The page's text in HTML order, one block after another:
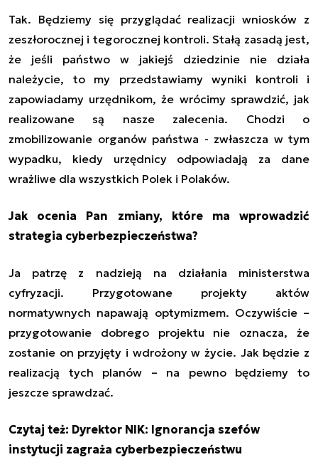
Tak. Będziemy się przyglądać realizacji wniosków z
zeszłorocznej i tegorocznej kontroli. Stałą zasadą jest,
że jeśli państwo w jakiejś dziedzinie nie działa
należycie, to my przedstawiamy wyniki kontroli i
zapowiadamy urzędnikom, że wrócimy sprawdzić, jak
realizowane są nasze zalecenia. Chodzi o
zmobilizowanie organów państwa - zwłaszcza w tym
wypadku, kiedy urzędnicy odpowiadają za dane
wrażliwe dla wszystkich Polek i Polaków.
Jak ocenia Pan zmiany, które ma wprowadzić
strategia cyberbezpieczeństwa?
Ja patrzę z nadzieją na działania ministerstwa
cyfryzacji. Przygotowane projekty aktów
normatywnych napawają optymizmem. Oczywiście –
przygotowanie dobrego projektu nie oznacza, że
zostanie on przyjęty i wdrożony w życie. Jak będzie z
realizacją tych planów – na pewno będziemy to
jeszcze sprawdzać.
Czytaj też: Dyrektor NIK: Ignorancja szefów
instytucji zagraża cyberbezpieczeństwu